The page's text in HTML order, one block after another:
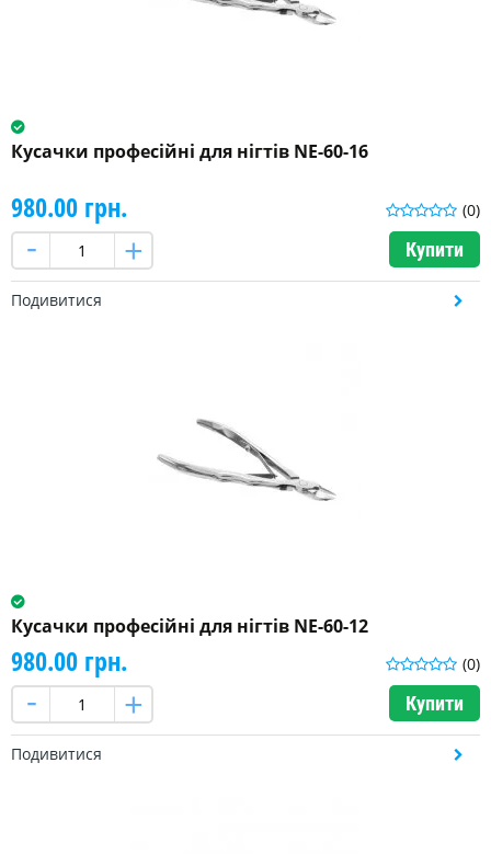
Кусачки професійні для нігтів NE-60-16
(0)
980.00 грн.
Купити
Подивитися
Кусачки професійні для нігтів NE-60-12
(0)
980.00 грн.
Купити
Подивитися